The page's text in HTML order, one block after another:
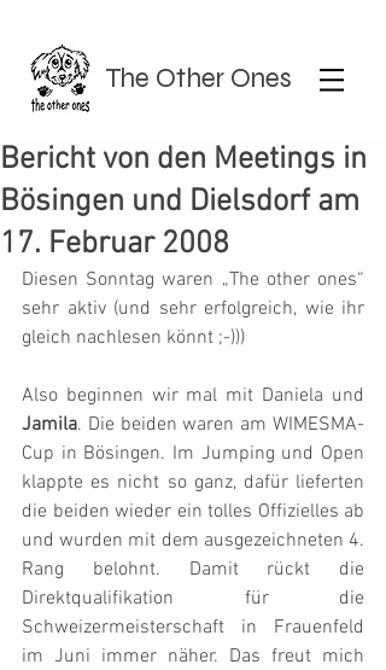
The Other Ones
Bericht von den Meetings in
Bösingen und Dielsdorf am
17. Februar 2008
Diesen Sonntag waren „The other ones“
sehr aktiv (und sehr erfolgreich, wie ihr
gleich nachlesen könnt ;-)))
Jamila. Die beiden waren am WIMESMA-
Cup in Bösingen. Im Jumping und Open
klappte es nicht so ganz, dafür lieferten
die beiden wieder ein tolles Offizielles ab
und wurden mit dem ausgezeichneten 4.
Rang belohnt. Damit rückt die
Direktqualifikation für die
Schweizermeisterschaft in Frauenfeld
im Juni immer näher. Das freut mich